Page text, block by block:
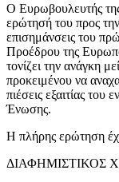
Ο Ευρωβουλευτής
ερώτησή του προς
επισημάνσεις του
Προέδρου της
τονίζει την ανάγκη
προκειμένου να
πιέσεις εξαιτίας του
Ένωσης.
Η πλήρης ερώτηση
ΔΙΑΦΗΜΙΣΤΙΚΟΣ